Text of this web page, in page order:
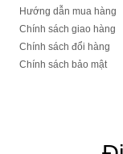
Hướng dẫn mua hàng
Chính sách giao hàng
Chính sách đổi hàng
Chính sách bảo mật